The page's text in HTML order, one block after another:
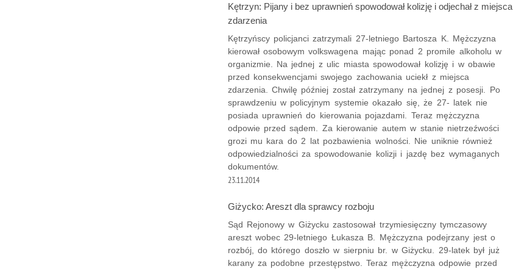
Kętrzyn: Pijany i bez uprawnień spowodował kolizję i odjechał z miejsca
zdarzenia
Kętrzyńscy policjanci zatrzymali 27-letniego Bartosza K. Mężczyzna
kierował osobowym volkswagena mając ponad 2 promile alkoholu w
organizmie. Na jednej z ulic miasta spowodował kolizję i w obawie
przed konsekwencjami swojego zachowania uciekł z miejsca
zdarzenia. Chwilę później został zatrzymany na jednej z posesji. Po
sprawdzeniu w policyjnym systemie okazało się, że 27- latek nie
posiada uprawnień do kierowania pojazdami. Teraz mężczyzna
odpowie przed sądem. Za kierowanie autem w stanie nietrzeźwości
grozi mu kara do 2 lat pozbawienia wolności. Nie uniknie również
odpowiedzialności za spowodowanie kolizji i jazdę bez wymaganych
dokumentów.
23.11.2014
Giżycko: Areszt dla sprawcy rozboju
Sąd Rejonowy w Giżycku zastosował trzymiesięczny tymczasowy
areszt wobec 29-letniego Łukasza B. Mężczyzna podejrzany jest o
rozbój, do którego doszło w sierpniu br. w Giżycku. 29-latek był już
karany za podobne przestępstwo. Teraz mężczyzna odpowie przed